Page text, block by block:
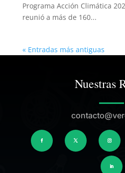
Programa Acción Climática
reunió a más de 160...
« Entradas más antiguas
Nuestras